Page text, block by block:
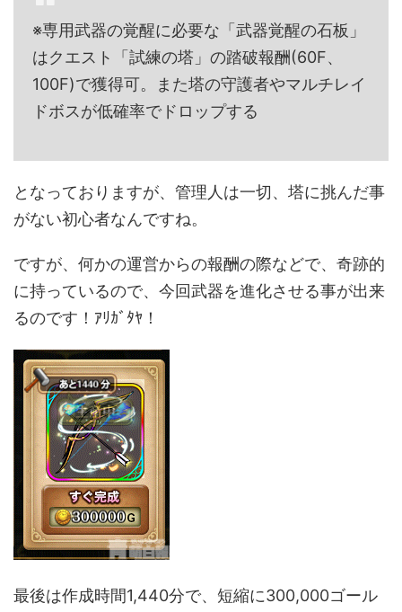
※専用武器の覚醒に必要な「武器覚醒の石板」
はクエスト「試練の塔」の踏破報酬(60F、
100F)で獲得可。また塔の守護者やマルチレイ
ドボスが低確率でドロップする
となっておりますが、管理人は一切、塔に挑んだ事
がない初心者なんですね。
ですが、何かの運営からの報酬の際などで、奇跡的
に持っているので、今回武器を進化させる事が出来
るのです！ｱﾘｶﾞﾀﾔ！
最後は作成時間1,440分で、短縮に300,000ゴール